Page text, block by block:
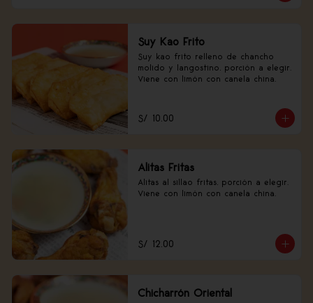
Suy Kao Frito
Suy kao frito relleno de chancho
molido y langostino, porción a elegir.
Viene con limón con canela china.
S/ 10.00
Alitas Fritas
Alitas al sillao fritas, porción a elegir.
Viene con limón con canela china.
S/ 12.00
Chicharrón Oriental